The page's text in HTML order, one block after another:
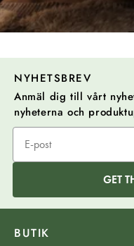
NYHETSBREV
Anmäl dig till vårt
nyheterna och
GET
BUTIK